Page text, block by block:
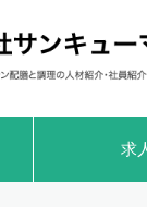
求